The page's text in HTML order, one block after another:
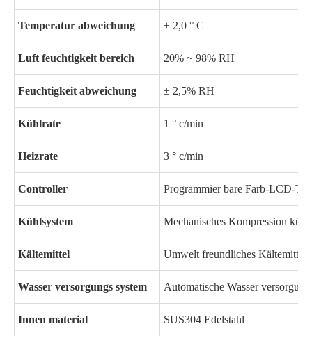
Temperatur abweichung ± 2,0 ° C
Luft feuchtigkeit bereich 20% ~ 98% RH
Feuchtigkeit abweichung ± 2,5% RH
Kühlrate 1 ° c/min
Heizrate 3 ° c/min
Controller Programmier bare Farb-LCD-
Kühlsystem Mechanisches Kompression
Kältemittel Umwelt freundliches
Wasser versorgungs system Automatische Wasser
Innen material SUS304 Edelstahl